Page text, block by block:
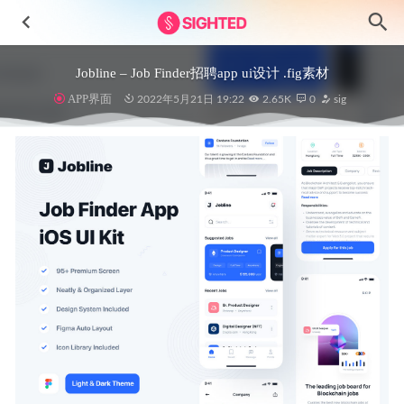
Jobline – Job Finder招聘app ui设计 .fig素材
APP界面 2022年5月21日 19:22 2.65K 0 sig
Carly-汽车和车辆3D图标设计素材 2024-12-24
2021-12-22
50个银行卡设计方案 .fig素材
2022-03-28
Vacation-假期3D角色插画设计源文件 2024-11-24
Quick 超市电商app ui设计 .sketch素材 2021-03-18